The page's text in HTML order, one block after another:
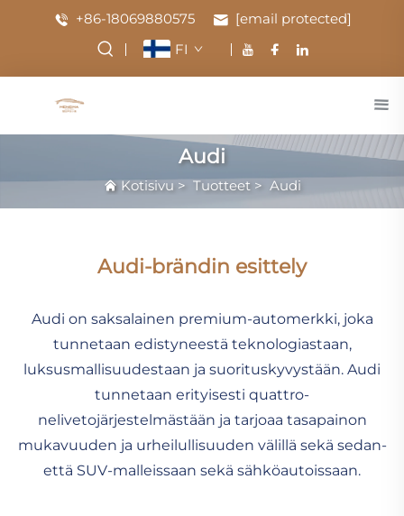
+86-18069880575
[email protected]
FI
Audi
Kotisivu > Tuotteet> Audi
Audi-brändin esittely
Audi on saksalainen premium-automerkki, joka
tunnetaan edistyneestä teknologiastaan,
luksusmallisuudestaan ja suorituskyvystään. Audi
tunnetaan erityisesti quattro-
nelivetojärjestelmästään ja tarjoaa tasapainon
mukavuuden ja urheilullisuuden välillä sekä sedan-
että SUV-malleissaan sekä sähköautoissaan.